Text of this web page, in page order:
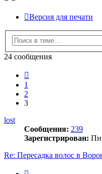
Версия для печати
24 сообщения
1
2
3
lost
Сообщения: 239
Зарегистрирован: Пн
Re: Пересадка волос в